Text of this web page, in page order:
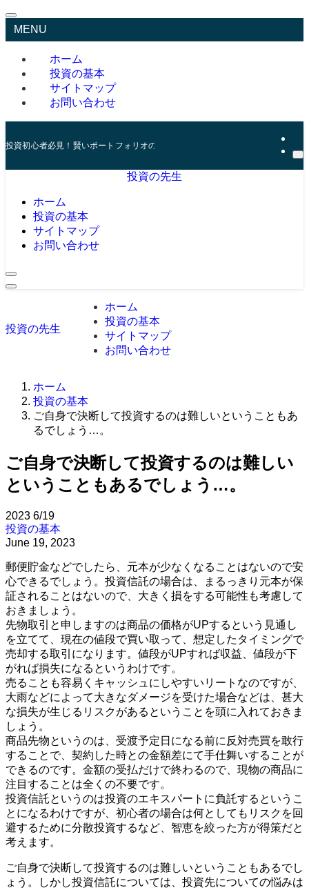
MENU
ホーム
投資の基本
サイトマップ
お問い合わせ
投資初心者必見！賢いポートフォリオの組み方とリスク管理の秘訣
投資の先生
ホーム
投資の基本
サイトマップ
お問い合わせ
投資の先生
ホーム
投資の基本
サイトマップ
お問い合わせ
ホーム
投資の基本
ご自身で決断して投資するのは難しいということもあ
るでしょう…。
ご自身で決断して投資するのは難しい
ということもあるでしょう…。
2023 6/19
投資の基本
June 19, 2023
郵便貯金などでしたら、元本が少なくなることはないので安
心できるでしょう。投資信託の場合は、まるっきり元本が保
証されることはないので、大きく損をする可能性も考慮して
おきましょう。
先物取引と申しますのは商品の価格がUPするという見通し
を立てて、現在の値段で買い取って、想定したタイミングで
売却する取引になります。値段がUPすれば収益、値段が下
がれば損失になるというわけです。
売ることも容易くキャッシュにしやすいリートなのですが、
大雨などによって大きなダメージを受けた場合などは、甚大
な損失が生じるリスクがあるということを頭に入れておきま
しょう。
商品先物というのは、受渡予定日になる前に反対売買を敢行
することで、契約した時との金額差にて手仕舞いすることが
できるのです。金額の受払だけで終わるので、現物の商品に
注目することは全くの不要です。
投資信託というのは投資のエキスパートに負託するというこ
とになるわけですが、初心者の場合は何としてもリスクを回
避するために分散投資するなど、智恵を絞った方が得策だと
考えます。
ご自身で決断して投資するのは難しいということもあるでし
ょう。しかし投資信託については、投資先についての悩みは